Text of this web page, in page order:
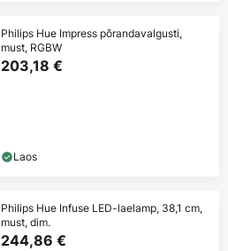
Philips Hue Impress põrandavalgusti,
must, RGBW
203,18 €
Laos
Philips Hue Infuse LED-laelamp, 38,1 cm,
must, dim.
244,86 €